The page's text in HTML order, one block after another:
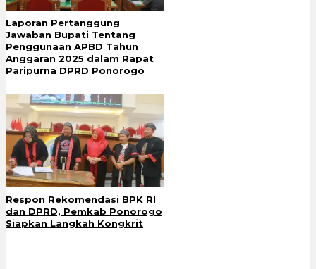
Laporan Pertanggung
Jawaban Bupati Tentang
Penggunaan APBD Tahun
Anggaran 2025 dalam Rapat
Paripurna DPRD Ponorogo
Respon Rekomendasi BPK RI
dan DPRD, Pemkab Ponorogo
Siapkan Langkah Kongkrit